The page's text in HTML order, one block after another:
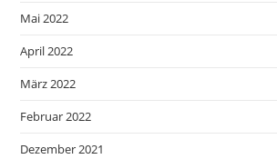
Mai 2022
April 2022
März 2022
Februar 2022
Dezember 2021